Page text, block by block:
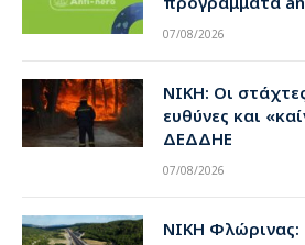
07/08/2026
ΝΙΚΗ: Οι
ευθύνες και
ΔΕΔΔΗΕ
07/08/2026
ΝΙΚΗ Φλώρινας: